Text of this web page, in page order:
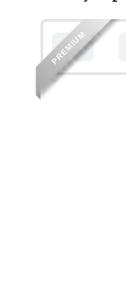
PREM
I
UM